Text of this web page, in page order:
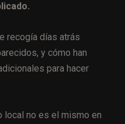
recogía días atrás
y cómo han
para hacer
local no es el mismo en